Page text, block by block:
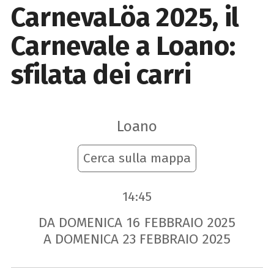
CarnevaLöa 2025, il
Carnevale a Loano:
sfilata dei carri
Loano
Cerca sulla mappa
14:45
DA DOMENICA 16 FEBBRAIO 2025
A DOMENICA 23 FEBBRAIO 2025